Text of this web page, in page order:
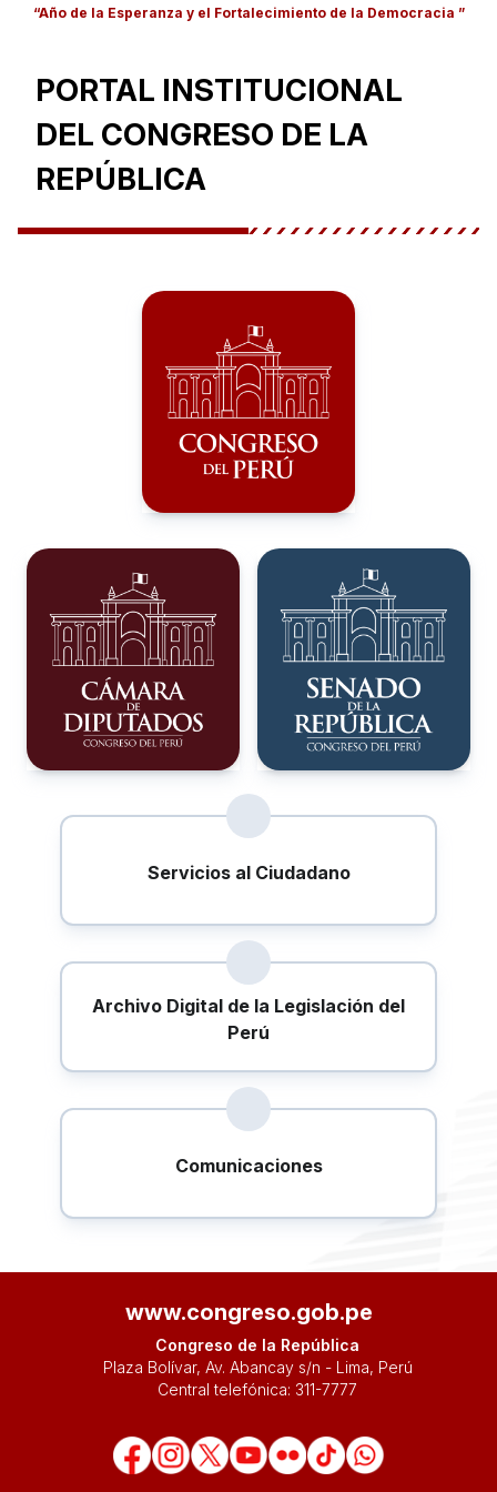
“Año de la Esperanza y el Fortalecimiento de la Democracia ”
PORTAL INSTITUCIONAL
DEL CONGRESO DE LA
REPÚBLICA
Servicios al Ciudadano
Archivo Digital de la Legislación del
Perú
Comunicaciones
www.congreso.gob.pe
Congreso de la República
Plaza Bolívar, Av. Abancay s/n - Lima, Perú
Central telefónica: 311-7777